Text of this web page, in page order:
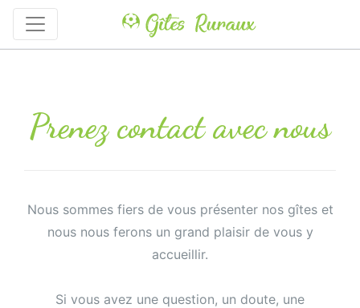
Prenez contact avec nous
Nous sommes fiers de vous présenter nos gîtes et
nous nous ferons un grand plaisir de vous y
accueillir.
Si vous avez une question, un doute, une